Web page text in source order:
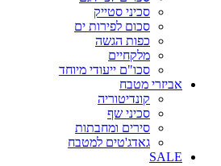
סכיני סטייק
סכום לפירות ים
כפות הגשה
מלקחיים
סכו"ם ייעודי מיוחד
אביזרי מטבח
קונדיטוריה
סכיני שף
סירים ומחבתות
גאדג'טים למטבח
SALE